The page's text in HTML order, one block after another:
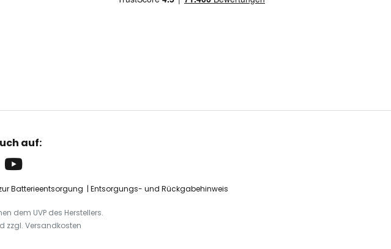
auf:
Batterieentsorgung Entsorgungs- und Rückgabehinweis
dem UVP des Herstellers.
zzgl. Versandkosten